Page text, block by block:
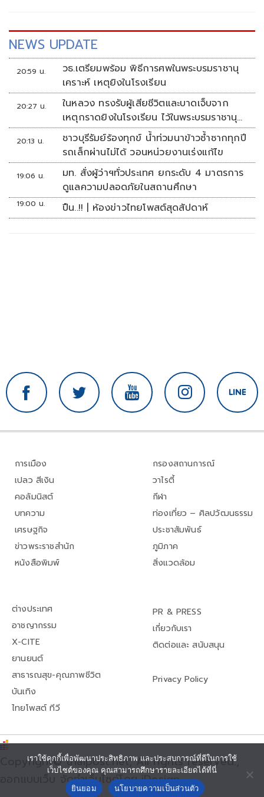
NEWS UPDATE
20:59 น.
วธ.เตรียมพร้อม พิธีการศพในพระบรมราชานุ
เคราะห์ เหตุยิงในโรงเรียน
20:27 น.
ในหลวง ทรงรับผู้เสียชีวิตและบาดเจ็บจาก
เหตุกราดยิงในโรงเรียน ไว้ในพระบรมราชานุ
เคราะห์
20:13 น.
ชาวบุรีรัมย์ร้องทุกข์ น้ำท่วมนาข้าวซ้ำซากทุกปี
รถเล็กผ่านไม่ได้ วอนหน่วยงานเร่งแก้ไข
19:06 น.
มท. สั่งผู้ว่าฯทั่วประเทศ ยกระดับ 4 มาตรการ
ดูแลความปลอดภัยในสถานศึกษา
19:00 น. ปืน..!! | ห้องข่าวไทยโพสต์สุดสัปดาห์
การเมือง
เปลว สีเงิน
คอลัมนิสต์
บทความ
เศรษฐกิจ
ข่าวพระราชสำนัก
หนังสือพิมพ์
กรองสถานการณ์
วาไรตี้
กีฬา
ท่องเที่ยว – ศิลปวัฒนธรรม
ประชาสัมพันธ์
ภูมิภาค
สิ่งแวดล้อม
ต่างประเทศ
อาชญากรรม
X-CITE
ยานยนต์
สาธารณสุข-คุณภาพชีวิต
บันเทิง
ไทยโพสต์ ทีวี
PR & PRESS
เกี่ยวกับเรา
ติดต่อและ สนับสนุน
Privacy Policy
Copyright© thaipost.net, All rights reserved.,
ออกแบบเว็บ จัดทำเว็บไซต์โดย iDesign
เราใช้คุกกี้เพื่อพัฒนาประสิทธิภาพ และประสบการณ์ที่ดีในการใช้
เว็บไซต์ของคุณ คุณสามารถศึกษารายละเอียดได้ที่นี่
ยินยอม
นโยบายความเป็นส่วนตัว